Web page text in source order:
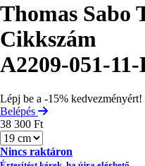
Thomas Sabo
Cikkszám
A2209-051-
Lépj be a -15% kedvezményért!
Belépés
38 300 Ft
Méret
Nincs raktáron